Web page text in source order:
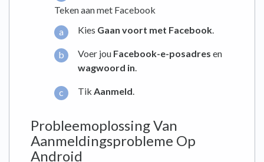
Teken aan met Facebook
Kies Gaan voort met Facebook.
Voer jou Facebook-e-posadres en
wagwoord in.
Tik Aanmeld
Probleemoplossing Van
Aanmeldingsprobleme Op
Android